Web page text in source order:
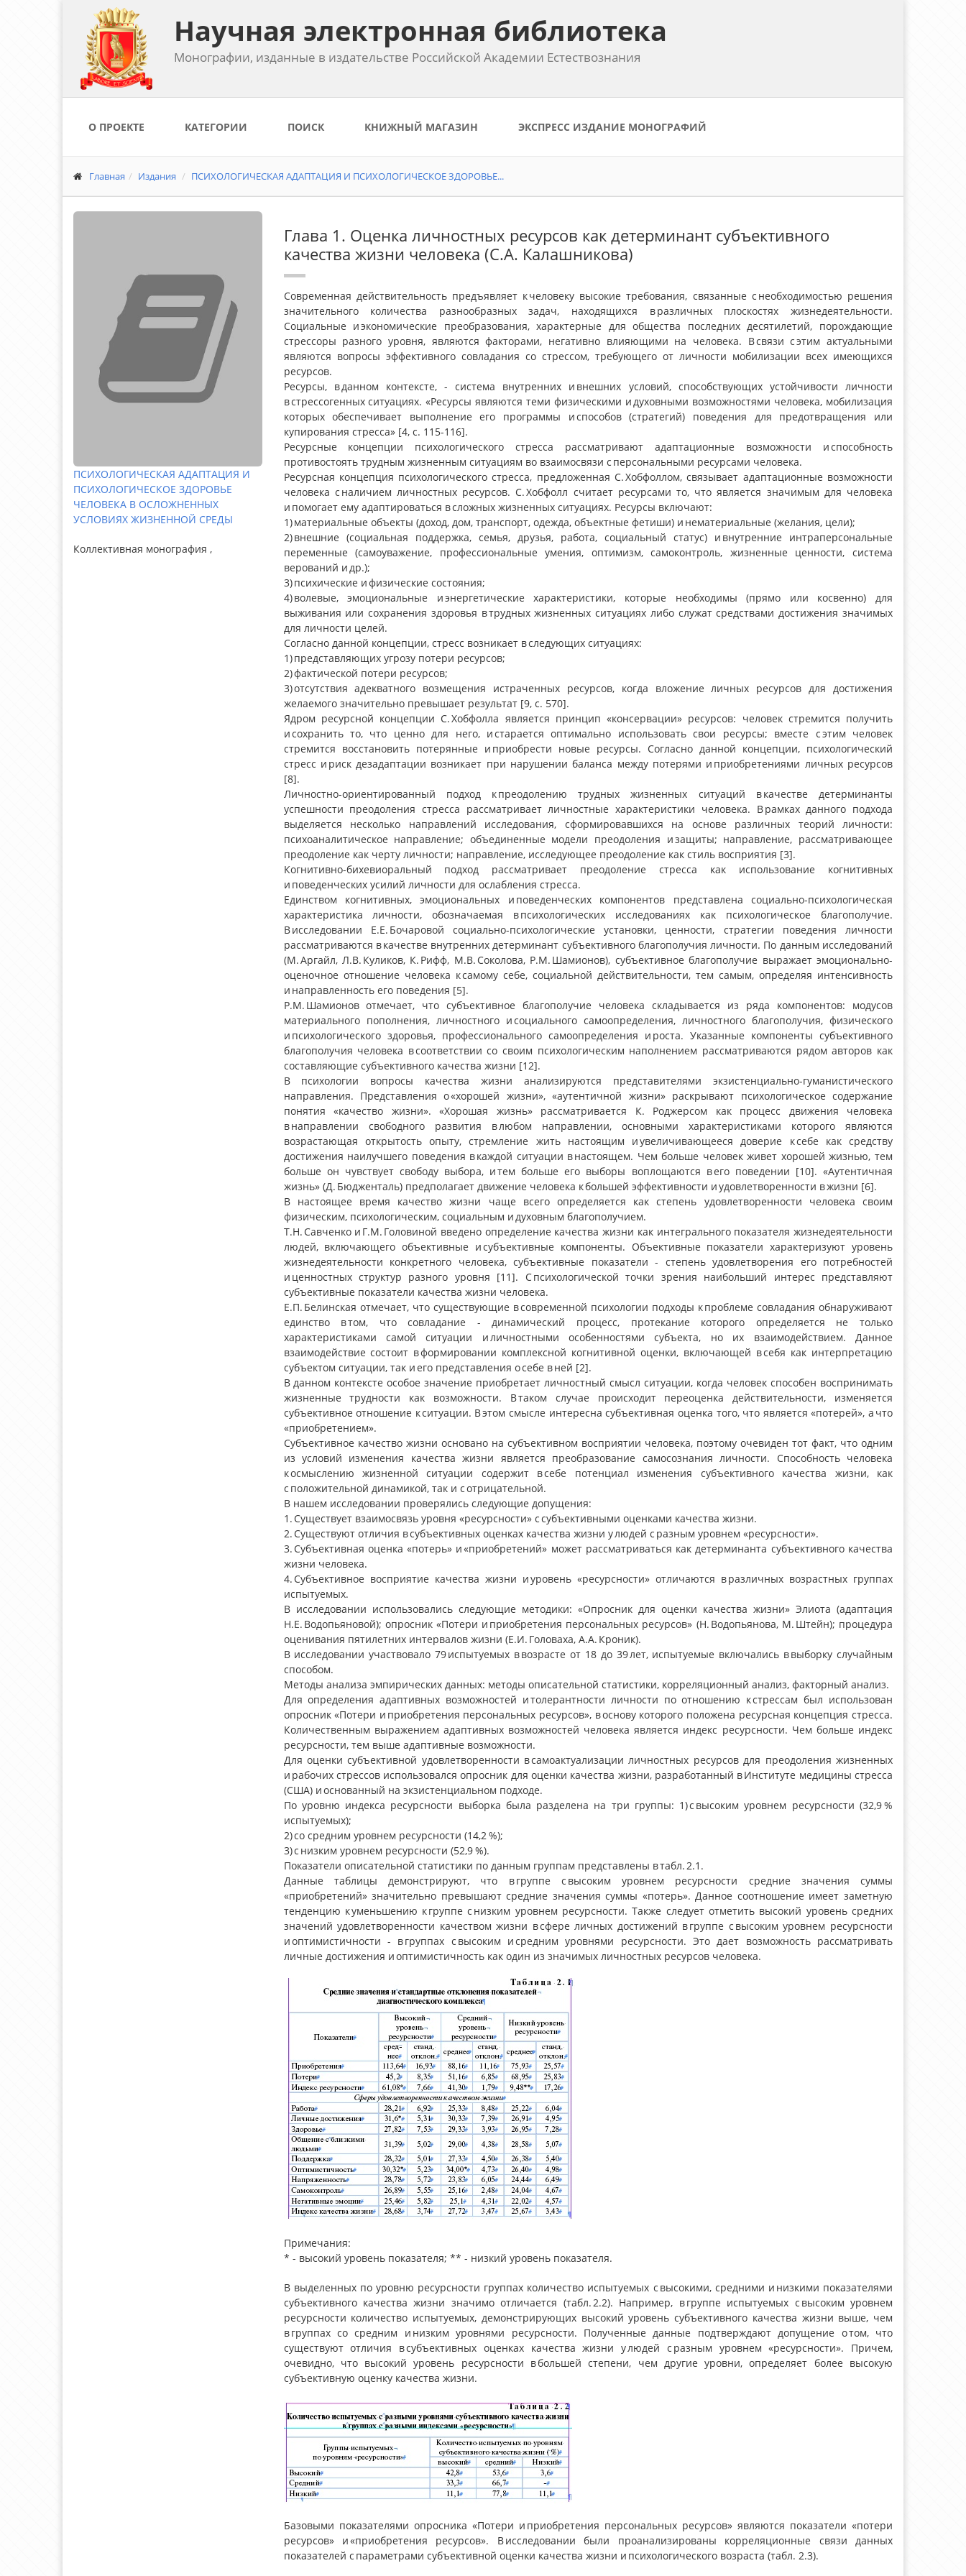
Научная электронная библиотека
Монографии, изданные в издательстве Российской Академии Естествознания
О ПРОЕКТЕ КАТЕГОРИИ ПОИСК КНИЖНЫЙ МАГАЗИН ЭКСПРЕСС ИЗДАНИЕ МОНОГРАФИЙ
Главная Издания ПСИХОЛОГИЧЕСКАЯ АДАПТАЦИЯ И ПСИХОЛОГИЧЕСКОЕ ЗДОРОВЬЕ...
ПСИХОЛОГИЧЕСКАЯ АДАПТАЦИЯ И
ПСИХОЛОГИЧЕСКОЕ ЗДОРОВЬЕ
ЧЕЛОВЕКА В ОСЛОЖНЕННЫХ
УСЛОВИЯХ ЖИЗНЕННОЙ СРЕДЫ
Коллективная монография ,
Глава 1. Оценка личностных ресурсов как детерминант субъективного
качества жизни человека (С.А. Калашникова)
Современная действительность предъявляет к человеку высокие требования, связанные с необходимостью решения
значительного количества разнообразных задач, находящихся в различных плоскостях жизнедеятельности.
Социальные и экономические преобразования, характерные для общества последних десятилетий, порождающие
стрессоры разного уровня, являются факторами, негативно влияющими на человека. В связи с этим актуальными
являются вопросы эффективного совладания со стрессом, требующего от личности мобилизации всех имеющихся
ресурсов.
Ресурсы, в данном контексте, - система внутренних и внешних условий, способствующих устойчивости личности
в стрессогенных ситуациях. «Ресурсы являются теми физическими и духовными возможностями человека, мобилизация
которых обеспечивает выполнение его программы и способов (стратегий) поведения для предотвращения или
купирования стресса» [4, с. 115-116].
Ресурсные концепции психологического стресса рассматривают адаптационные возможности и способность
противостоять трудным жизненным ситуациям во взаимосвязи с персональными ресурсами человека.
Ресурсная концепция психологического стресса, предложенная С. Хобфоллом, связывает адаптационные возможности
человека с наличием личностных ресурсов. С. Хобфолл считает ресурсами то, что является значимым для человека
и помогает ему адаптироваться в сложных жизненных ситуациях. Ресурсы включают:
1) материальные объекты (доход, дом, транспорт, одежда, объектные фетиши) и нематериальные (желания, цели);
2) внешние (социальная поддержка, семья, друзья, работа, социальный статус) и внутренние интраперсональные
переменные (самоуважение, профессиональные умения, оптимизм, самоконтроль, жизненные ценности, система
верований и др.);
3) психические и физические состояния;
4) волевые, эмоциональные и энергетические характеристики, которые необходимы (прямо или косвенно) для
выживания или сохранения здоровья в трудных жизненных ситуациях либо служат средствами достижения значимых
для личности целей.
Согласно данной концепции, стресс возникает в следующих ситуациях:
1) представляющих угрозу потери ресурсов;
2) фактической потери ресурсов;
3) отсутствия адекватного возмещения истраченных ресурсов, когда вложение личных ресурсов для достижения
желаемого значительно превышает результат [9, с. 570].
Ядром ресурсной концепции С. Хобфолла является принцип «консервации» ресурсов: человек стремится получить
и сохранить то, что ценно для него, и старается оптимально использовать свои ресурсы; вместе с этим человек
стремится восстановить потерянные и приобрести новые ресурсы. Согласно данной концепции, психологический
стресс и риск дезадаптации возникает при нарушении баланса между потерями и приобретениями личных ресурсов
[8].
Личностно-ориентированный подход к преодолению трудных жизненных ситуаций в качестве детерминанты
успешности преодоления стресса рассматривает личностные характеристики человека. В рамках данного подхода
выделяется несколько направлений исследования, сформировавшихся на основе различных теорий личности:
психоаналитическое направление; объединенные модели преодоления и защиты; направление, рассматривающее
преодоление как черту личности; направление, исследующее преодоление как стиль восприятия [3].
Когнитивно-бихевиоральный подход рассматривает преодоление стресса как использование когнитивных
и поведенческих усилий личности для ослабления стресса.
Единством когнитивных, эмоциональных и поведенческих компонентов представлена социально-психологическая
характеристика личности, обозначаемая в психологических исследованиях как психологическое благополучие.
В исследовании Е.Е. Бочаровой социально-психологические установки, ценности, стратегии поведения личности
рассматриваются в качестве внутренних детерминант субъективного благополучия личности. По данным исследований
(М. Аргайл, Л.В. Куликов, К. Рифф, М.В. Соколова, Р.М. Шамионов), субъективное благополучие выражает эмоционально-
оценочное отношение человека к самому себе, социальной действительности, тем самым, определяя интенсивность
и направленность его поведения [5].
Р.М. Шамионов отмечает, что субъективное благополучие человека складывается из ряда компонентов: модусов
материального пополнения, личностного и социального самоопределения, личностного благополучия, физического
и психологического здоровья, профессионального самоопределения и роста. Указанные компоненты субъективного
благополучия человека в соответствии со своим психологическим наполнением рассматриваются рядом авторов как
составляющие субъективного качества жизни [12].
В психологии вопросы качества жизни анализируются представителями экзистенциально-гуманистического
направления. Представления о «хорошей жизни», «аутентичной жизни» раскрывают психологическое содержание
понятия «качество жизни». «Хорошая жизнь» рассматривается К. Роджерсом как процесс движения человека
в направлении свободного развития в любом направлении, основными характеристиками которого являются
возрастающая открытость опыту, стремление жить настоящим и увеличивающееся доверие к себе как средству
достижения наилучшего поведения в каждой ситуации в настоящем. Чем больше человек живет хорошей жизнью, тем
больше он чувствует свободу выбора, и тем больше его выборы воплощаются в его поведении [10]. «Аутентичная
жизнь» (Д. Бюдженталь) предполагает движение человека к большей эффективности и удовлетворенности в жизни [6].
В настоящее время качество жизни чаще всего определяется как степень удовлетворенности человека своим
физическим, психологическим, социальным и духовным благополучием.
Т.Н. Савченко и Г.М. Головиной введено определение качества жизни как интегрального показателя жизнедеятельности
людей, включающего объективные и субъективные компоненты. Объективные показатели характеризуют уровень
жизнедеятельности конкретного человека, субъективные показатели - степень удовлетворения его потребностей
и ценностных структур разного уровня [11]. С психологической точки зрения наибольший интерес представляют
субъективные показатели качества жизни человека.
Е.П. Белинская отмечает, что существующие в современной психологии подходы к проблеме совладания обнаруживают
единство в том, что совладание - динамический процесс, протекание которого определяется не только
характеристиками самой ситуации и личностными особенностями субъекта, но их взаимодействием. Данное
взаимодействие состоит в формировании комплексной когнитивной оценки, включающей в себя как интерпретацию
субъектом ситуации, так и его представления о себе в ней [2].
В данном контексте особое значение приобретает личностный смысл ситуации, когда человек способен воспринимать
жизненные трудности как возможности. В таком случае происходит переоценка действительности, изменяется
субъективное отношение к ситуации. В этом смысле интересна субъективная оценка того, что является «потерей», а что
«приобретением».
Субъективное качество жизни основано на субъективном восприятии человека, поэтому очевиден тот факт, что одним
из условий изменения качества жизни является преобразование самосознания личности. Способность человека
к осмыслению жизненной ситуации содержит в себе потенциал изменения субъективного качества жизни, как
с положительной динамикой, так и с отрицательной.
В нашем исследовании проверялись следующие допущения:
1. Существует взаимосвязь уровня «ресурсности» с субъективными оценками качества жизни.
2. Существуют отличия в субъективных оценках качества жизни у людей с разным уровнем «ресурсности».
3. Субъективная оценка «потерь» и «приобретений» может рассматриваться как детерминанта субъективного качества
жизни человека.
4. Субъективное восприятие качества жизни и уровень «ресурсности» отличаются в различных возрастных группах
испытуемых.
В исследовании использовались следующие методики: «Опросник для оценки качества жизни» Элиота (адаптация
Н.Е. Водопьяновой); опросник «Потери и приобретения персональных ресурсов» (Н. Водопьянова, М. Штейн); процедура
оценивания пятилетних интервалов жизни (Е.И. Головаха, А.А. Кроник).
В исследовании участвовало 79 испытуемых в возрасте от 18 до 39 лет, испытуемые включались в выборку случайным
способом.
Методы анализа эмпирических данных: методы описательной статистики, корреляционный анализ, факторный анализ.
Для определения адаптивных возможностей и толерантности личности по отношению к стрессам был использован
опросник «Потери и приобретения персональных ресурсов», в основу которого положена ресурсная концепция стресса.
Количественным выражением адаптивных возможностей человека является индекс ресурсности. Чем больше индекс
ресурсности, тем выше адаптивные возможности.
Для оценки субъективной удовлетворенности в самоактуализации личностных ресурсов для преодоления жизненных
и рабочих стрессов использовался опросник для оценки качества жизни, разработанный в Институте медицины стресса
(США) и основанный на экзистенциальном подходе.
По уровню индекса ресурсности выборка была разделена на три группы: 1) с высоким уровнем ресурсности (32,9 %
испытуемых);
2) со средним уровнем ресурсности (14,2 %);
3) с низким уровнем ресурсности (52,9 %).
Показатели описательной статистики по данным группам представлены в табл. 2.1.
Данные таблицы демонстрируют, что в группе с высоким уровнем ресурсности средние значения суммы
«приобретений» значительно превышают средние значения суммы «потерь». Данное соотношение имеет заметную
тенденцию к уменьшению к группе с низким уровнем ресурсности. Также следует отметить высокий уровень средних
значений удовлетворенности качеством жизни в сфере личных достижений в группе с высоким уровнем ресурсности
и оптимистичности - в группах с высоким и средним уровнями ресурсности. Это дает возможность рассматривать
личные достижения и оптимистичность как один из значимых личностных ресурсов человека.
Примечания:
* - высокий уровень показателя; ** - низкий уровень показателя.
В выделенных по уровню ресурсности группах количество испытуемых с высокими, средними и низкими показателями
субъективного качества жизни значимо отличается (табл. 2.2). Например, в группе испытуемых с высоким уровнем
ресурсности количество испытуемых, демонстрирующих высокий уровень субъективного качества жизни выше, чем
в группах со средним и низким уровнями ресурсности. Полученные данные подтверждают допущение о том, что
существуют отличия в субъективных оценках качества жизни у людей с разным уровнем «ресурсности». Причем,
очевидно, что высокий уровень ресурсности в большей степени, чем другие уровни, определяет более высокую
субъективную оценку качества жизни.
Базовыми показателями опросника «Потери и приобретения персональных ресурсов» являются показатели «потери
ресурсов» и «приобретения ресурсов». В исследовании были проанализированы корреляционные связи данных
показателей с параметрами субъективной оценки качества жизни и психологического возраста (табл. 2.3).